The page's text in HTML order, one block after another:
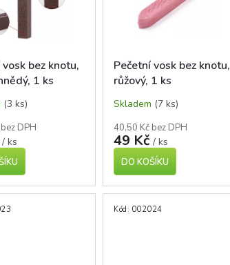
bez knotu,
1 ks
(3 ks)
DPH
/ ks
Pečetní vosk bez knotu,
růžový, 1 ks
Skladem (7 ks)
40,50 Kč bez DPH
49 Kč / ks
DO KOŠÍKU
Kód: 002024